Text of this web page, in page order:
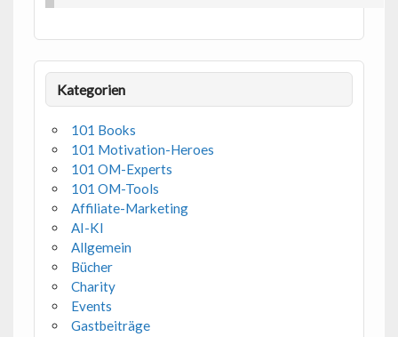
Kategorien
101 Books
101 Motivation-Heroes
101 OM-Experts
101 OM-Tools
Affiliate-Marketing
AI-KI
Allgemein
Bücher
Charity
Events
Gastbeiträge